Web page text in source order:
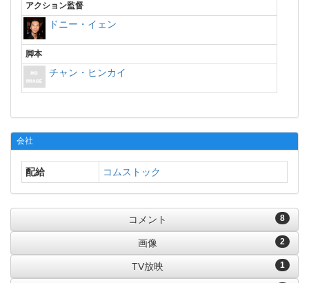
アクション監督
ドニー・イェン
脚本
チャン・ヒンカイ
会社
配給 コムストック
8
コメント
2
画像
1
TV放映